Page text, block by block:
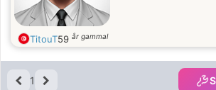
TitouT59 år gammal
1